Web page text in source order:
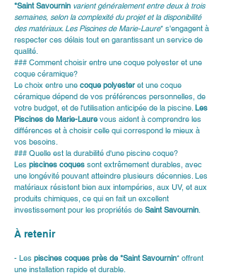
*Saint Savournin varient généralement entre deux à trois
semaines, selon la complexité du projet et la disponibilité
des matériaux. Les Piscines de Marie-Laure* s'engagent à
respecter ces délais tout en garantissant un service de
qualité.
### Comment choisir entre une coque polyester et une
coque céramique?
Le choix entre une coque polyester et une coque
céramique dépend de vos préférences personnelles, de
votre budget, et de l'utilisation anticipée de la piscine. Les
Piscines de Marie-Laure vous aident à comprendre les
différences et à choisir celle qui correspond le mieux à
vos besoins.
### Quelle est la durabilité d'une piscine coque?
Les piscines coques sont extrêmement durables, avec
une longévité pouvant atteindre plusieurs décennies. Les
matériaux résistent bien aux intempéries, aux UV, et aux
produits chimiques, ce qui en fait un excellent
investissement pour les propriétés de Saint Savournin.
À retenir
- Les piscines coques près de *Saint Savournin* offrent
une installation rapide et durable.